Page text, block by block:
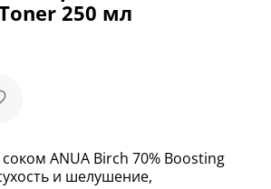
250 мл
ANUA Birch 70% Boosting
и шелушение,